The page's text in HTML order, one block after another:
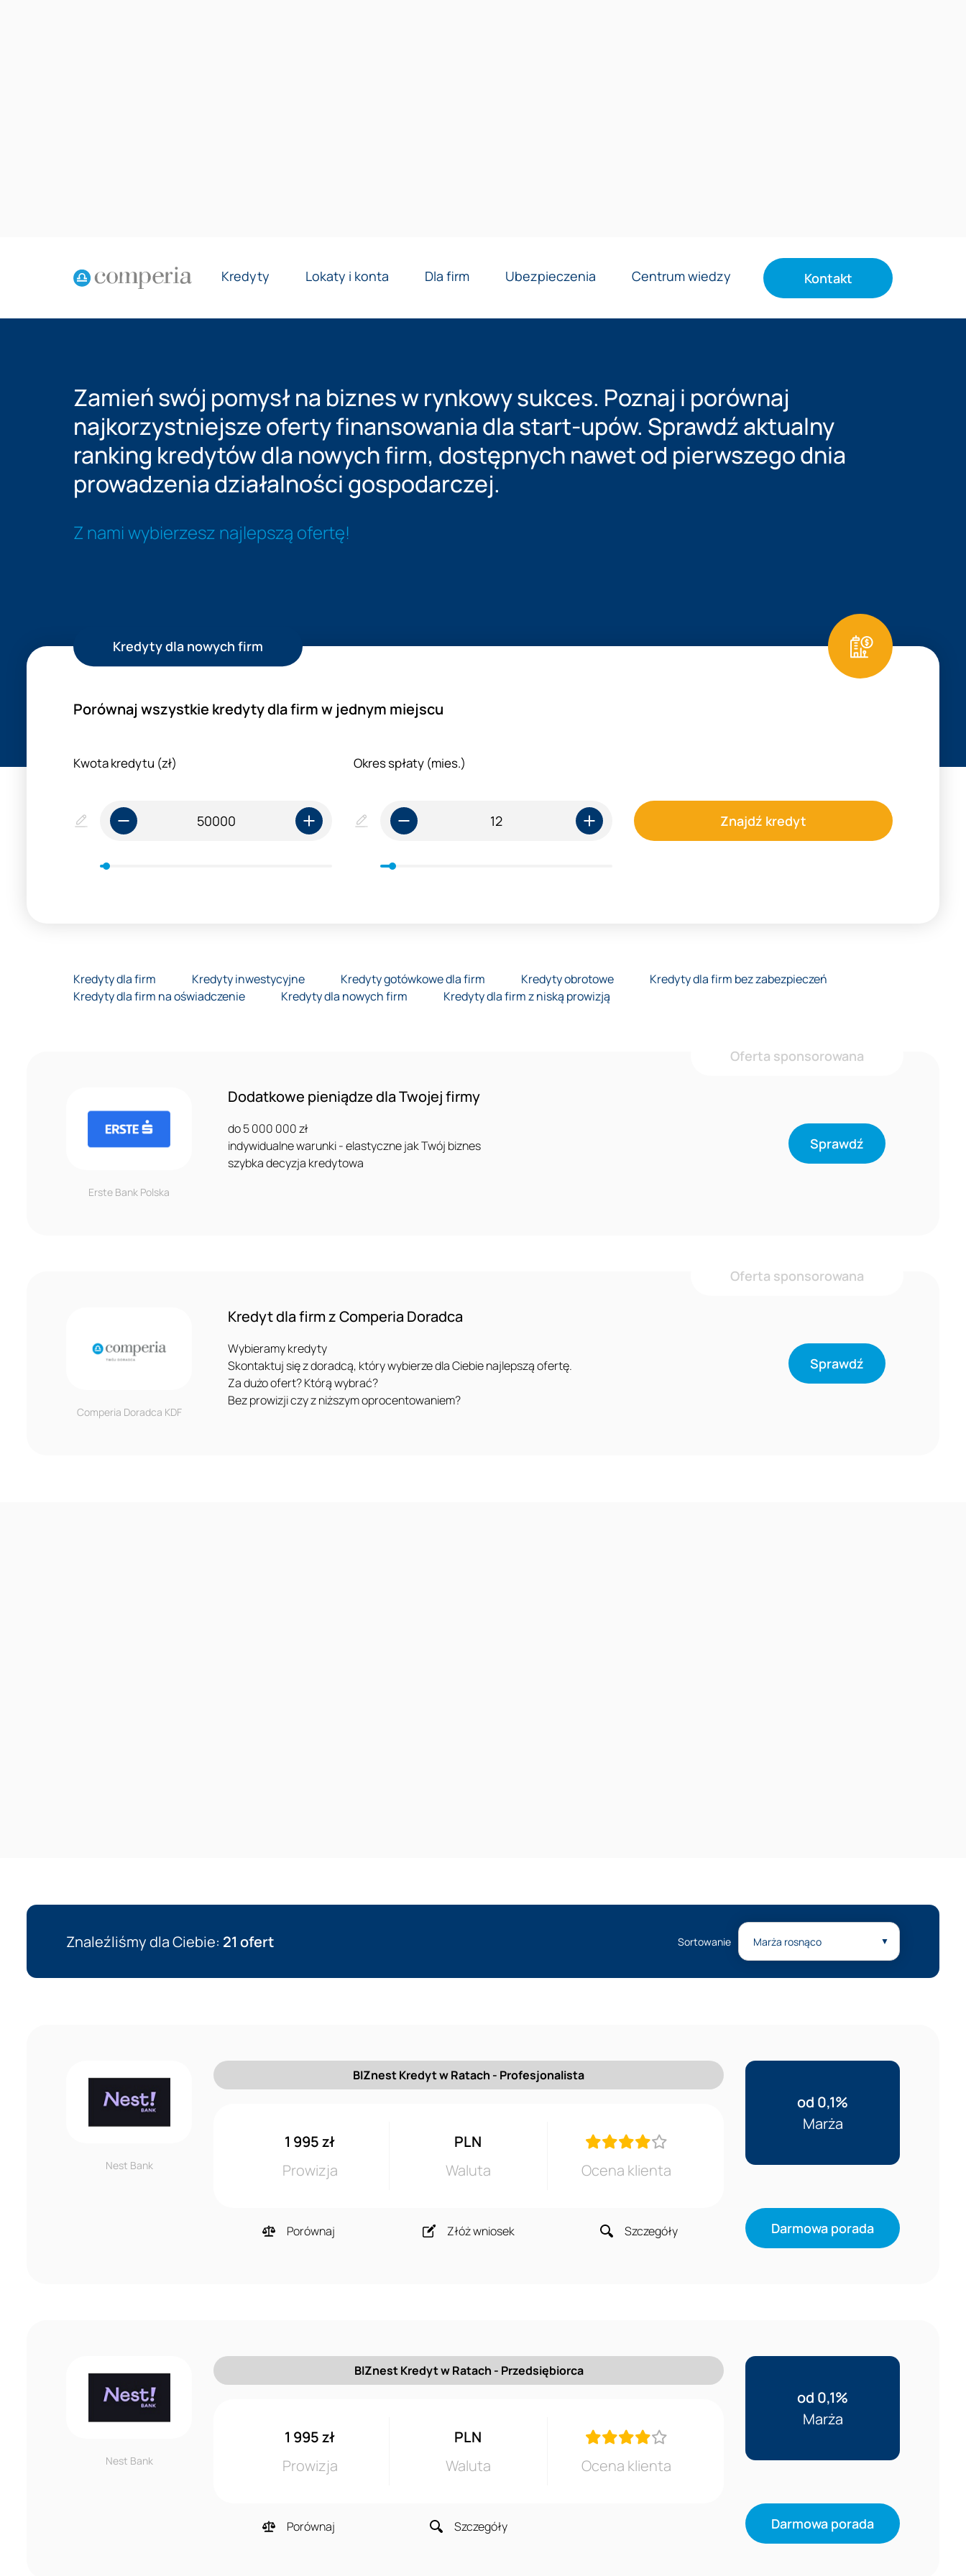
Kredyty Lokaty i konta Dla firm Ubezpieczenia Centrum wiedzy Kontakt
Zamień swój pomysł na biznes w rynkowy sukces. Poznaj i porównaj
najkorzystniejsze oferty finansowania dla start-upów. Sprawdź aktualny
ranking kredytów dla nowych firm, dostępnych nawet od pierwszego dnia
prowadzenia działalności gospodarczej.
Z nami wybierzesz najlepszą ofertę!
Kredyty dla nowych firm
Porównaj wszystkie kredyty dla firm w jednym miejscu
Kwota kredytu (zł) Okres spłaty (mies.)
Znajdź kredyt
Kredyty dla firm Kredyty inwestycyjne Kredyty gotówkowe dla firm Kredyty obrotowe
Kredyty dla firm bez zabezpieczeń
Kredyty dla firm na oświadczenie
Kredyty dla nowych firm Kredyty dla firm z niską prowizją
Oferta sponsorowana
Erste Bank Polska
Dodatkowe pieniądze dla Twojej firmy
do 5 000 000 zł
indywidualne warunki - elastyczne jak Twój biznes
szybka decyzja kredytowa
Sprawdź
Oferta sponsorowana
Comperia Doradca KDF
Kredyt dla firm z Comperia Doradca
Wybieramy kredyty
Skontaktuj się z doradcą, który wybierze dla Ciebie najlepszą ofertę.
Za dużo ofert? Którą wybrać?
Bez prowizji czy z niższym oprocentowaniem?
Sprawdź
Znaleźliśmy dla Ciebie: 21 ofert Sortowanie
Nest Bank
BIZnest Kredyt w Ratach - Profesjonalista
1 995 zł
Prowizja
PLN
Waluta
Ocena klienta
Porównaj Złóż wniosek Szczegóły
od 0,1%
Marża
Darmowa porada
Nest Bank
BIZnest Kredyt w Ratach - Przedsiębiorca
1 995 zł
Prowizja
PLN
Waluta
Ocena klienta
Porównaj Szczegóły
od 0,1%
Marża
Darmowa porada